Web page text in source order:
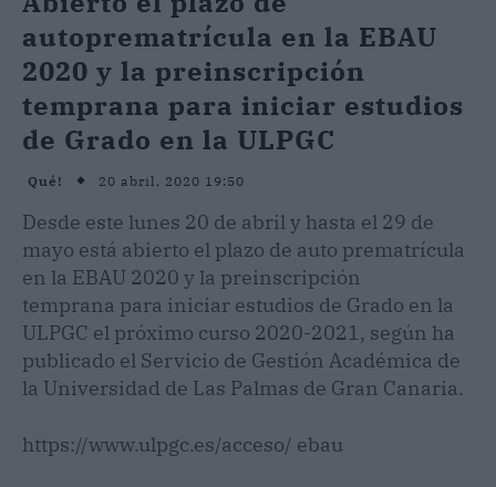
autoprematrícula en la EBAU
2020 y la preinscripción
temprana para iniciar estudios
de Grado en la ULPGC
Qué! 20 abril, 2020 19:50
Desde este lunes 20 de abril y hasta el 29 de
mayo está abierto el plazo de auto prematrícula
en la EBAU 2020 y la preinscripción
temprana para iniciar estudios de Grado en la
ULPGC el próximo curso 2020-2021, según ha
publicado el Servicio de Gestión Académica de
la Universidad de Las Palmas de Gran Canaria.
https://www.ulpgc.es/acceso/ ebau